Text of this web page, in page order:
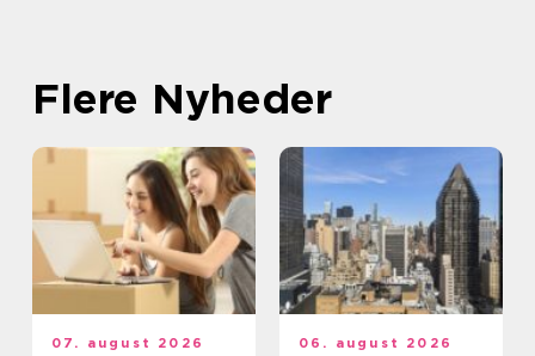
Flere Nyheder
07. august 2026 06. august 2026